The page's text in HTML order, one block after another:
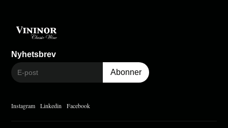
Nyhetsbrev
Facebook
Linkedin
Instagram